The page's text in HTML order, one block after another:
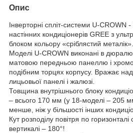
Опис
Інверторні спліт-системи U-CROWN
настінних кондиціонерів GREE з
блоком кольору «сріблястий металік».
Моделі U-CROWN виконані в
матовою передньою панеллю і
подібним торцях корпусу. Вражає
лицьовьої панелі і жалюзі.
Товщина внутрішнього блоку
– всього 170 мм (у 18-моделі – 205
менше, ніж у більшості інших
Кут розподілу повітря по
вертикалі – 180°!